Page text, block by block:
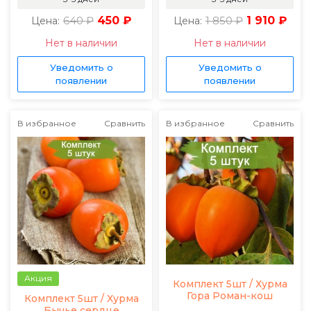
Цена: 640 ₽ 450 ₽
Нет в наличии
Уведомить о
появлении
Цена: 1 850 ₽ 1 910 ₽
Нет в наличии
Уведомить о
появлении
В избранное Сравнить
Акция
Комплект 5шт / Хурма
В избранное Сравнить
Комплект 5шт / Хурма
Гора Роман-кош